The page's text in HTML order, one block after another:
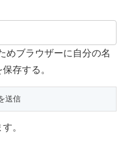
めブラウザーに自分の名
存する。
。